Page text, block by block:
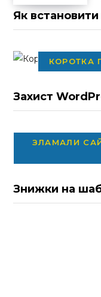
Як встановити
КОРОТКА
Захист
ЗЛАМАЛИ
Знижки на